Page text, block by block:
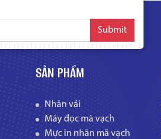
Submit
SẢN PHẨM
Nhãn vải
Máy đọc mã vạch
Mực in nhãn mã vạch